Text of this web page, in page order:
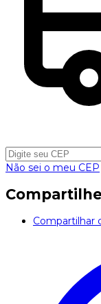
Não sei o meu CEP
Compartilhe
Compartilhar